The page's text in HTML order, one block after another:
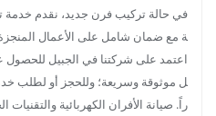
في حالة تركيب فرن جديد، نقدم خدمة
ة مع ضمان شامل على الأعمال
اعتمد على شركتنا في الجبيل للحصول
ل موثوقة وسريعة؛ وللحجز أو لطلب
راً. صيانة الأفران الكهربائية والتقنيات